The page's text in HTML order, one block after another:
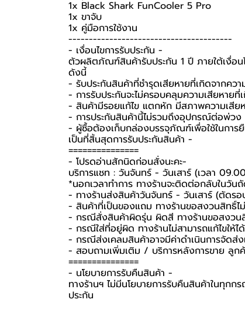
1x Black Shark FunCooler 5 Pro
1x ขาจับ
1x คู่มือการใช้งาน
----------------------------------------
-️ เงื่อนไขการรับประกัน -️
ตัวผลิตภัณฑ์สินค้ารับประกัน 1 ปี ภายใต้เงื่อน
ดังนี้
- รับประกันสินค้าที่ชำรุดเสียหายที่เกิดจากคว
- การรับประกันจะไม่ครอบคลุมความเสียหา
- สินค้ามีรอยแก้ไข แตกหัก มีสภาพความเสี
- การประกันสินค้านี้ไม่รวมถึงอุปกรณ์ต่อพ่ว
-️ ผู้ซื้อต้องเก็บกล่องบรรจุภัณฑ์เพื่อใช้ในการ
เป็นที่สิ้นสุดการรับประกันสินค้า -️
===============
-️ โปรดอ่านสักนิดก่อนสั่งนะคะ-️
บริการแชท : วันจันทร์ - วันเสาร์ (เวลา
*นอกเวลาทำการ ทางร้านจะติดต่อกลับในวัน
- ทางร้านส่งสินค้าวันจันทร์ - วันเสาร์ (ตัดร
- สินค้าที่เป็นของแถม ทางร้านขอสงวนสิทธิ์
- กรณีสั่งสินค้าผิดรุ่น ผิดสี ทางร้านขอสงวน
- กรณีใส่ที่อยู่ผิด ทางร้านไม่สามารถแก้ไขให้
- กรณีส่งเคลมสินค้าอาจมีค่าดำเนินการจัดส่
- สอบถามเพิ่มเติม / บริการหลังการขาย ลูก
===============
-️ นโยบายการรับคืนสินค้า -️
ทางร้านฯ ไม่มีนโยบายการรับคืนสินค้าในทุก
ประกัน